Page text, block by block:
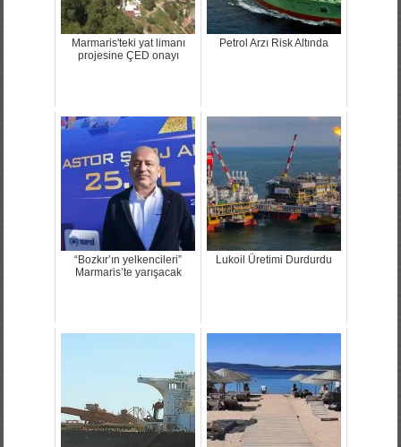
Marmaris'teki yat limanı
projesine ÇED onayı
Petrol Arzı Risk Altında
“Bozkır’ın yelkencileri”
Marmaris’te yarışacak
Lukoil Üretimi Durdurdu